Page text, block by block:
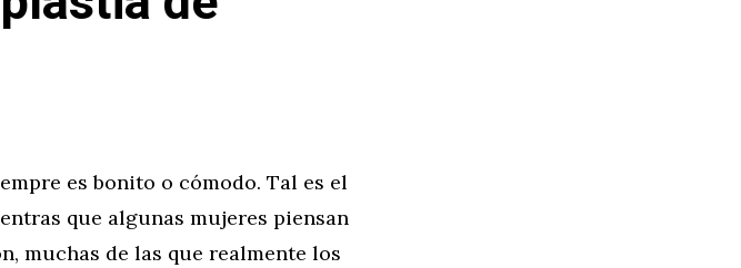
es bonito o cómodo. Tal es el
que algunas mujeres piensan
muchas de las que realmente los